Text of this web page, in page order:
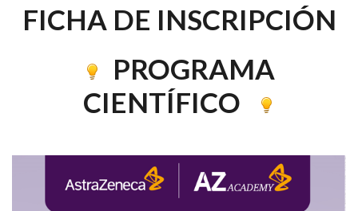
FICHA DE INSCRIPCIÓN
PROGRAMA
CIENTÍFICO